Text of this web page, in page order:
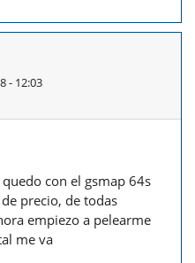
- 12:03
con el gsmap 64s
precio, de todas
empiezo a pelearme
me va